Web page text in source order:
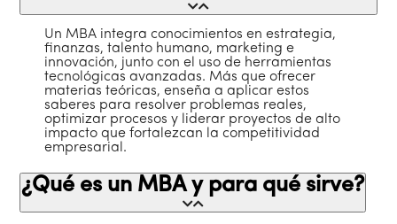
Un MBA integra conocimientos en estrategia,
finanzas, talento humano, marketing e
innovación, junto con el uso de herramientas
tecnológicas avanzadas. Más que ofrecer
materias teóricas, enseña a aplicar estos
saberes para resolver problemas reales,
optimizar procesos y liderar proyectos de alto
impacto que fortalezcan la competitividad
empresarial.
¿Qué es un MBA y para qué sirve?